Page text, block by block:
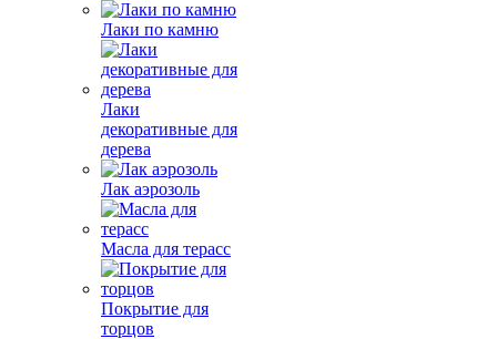
Лаки по камню
Лаки
декоративные для
дерева
Лак аэрозоль
Масла для терасс
Покрытие для
торцов